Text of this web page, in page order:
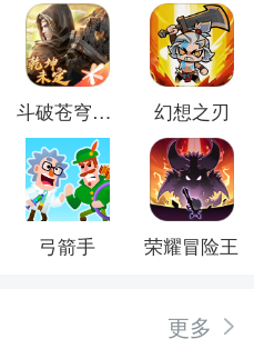
斗破苍穹：异火重燃 幻想之刃
弓箭手 荣耀冒险王
更多